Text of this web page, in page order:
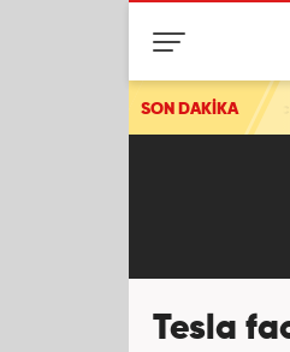
SON DAKİKA
faili meçhul cinayet daha
Tesla